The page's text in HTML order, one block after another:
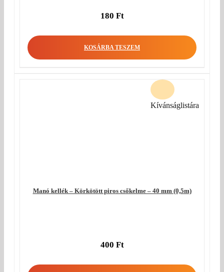
180 Ft
KOSÁRBA TESZEM
Manó kellék – Körkötött piros csőkelme – 40 mm (0,5m)
400 Ft
Kívánságlistára